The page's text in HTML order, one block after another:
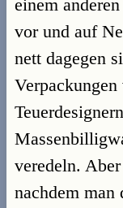
einem
vor und auf
nett dagegen
veredeln.
nachdem man